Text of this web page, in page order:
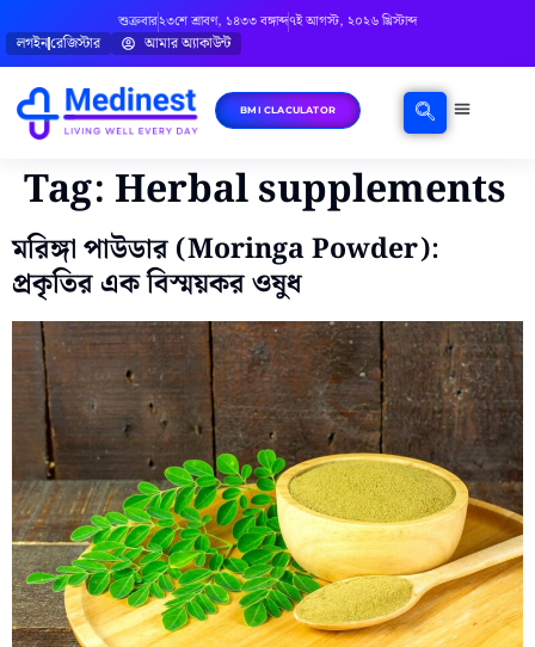
শুক্রবার২৩শে শ্রাবণ, ১৪৩৩ বঙ্গাব্দ৭ই আগস্ট, ২০২৬ খ্রিস্টাব্দ
লগইনরেজিস্টার আমার অ্যাকাউন্ট
BMI CLACULATOR
Tag:Herbal supplements
মরিঙ্গা পাউডার (Moringa Powder):
প্রকৃতির এক বিস্ময়কর ওষুধ